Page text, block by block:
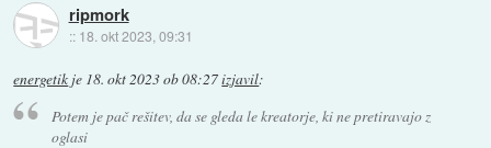
ripmork
:: 18. okt 2023, 09:31
energetik je 18. okt 2023 ob 08:27izjavil:
Potem je pač rešitev, da se gleda le kreatorje, ki ne pretiravajo z
oglasi